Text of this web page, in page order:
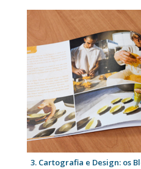
3. Cartografia e Design: os